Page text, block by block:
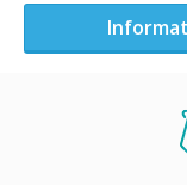
eigenen
einbringen